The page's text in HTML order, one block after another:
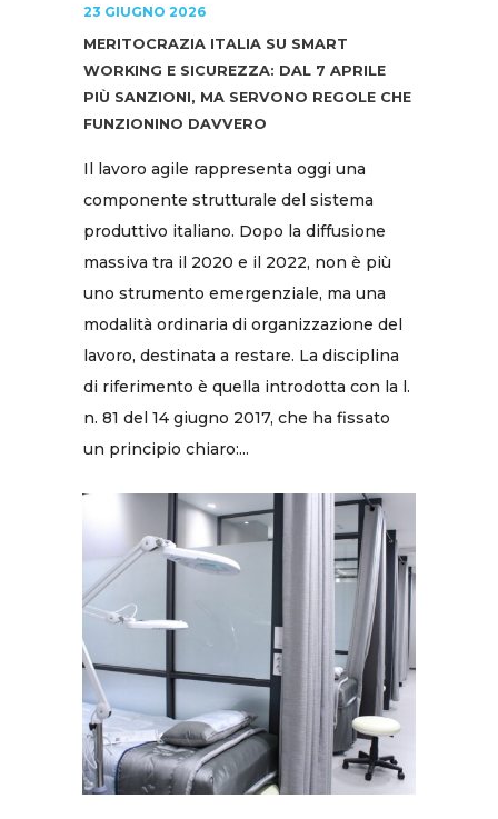
23 GIUGNO 2026
MERITOCRAZIA ITALIA SU SMART
WORKING E SICUREZZA: DAL 7 APRILE
PIÙ SANZIONI, MA SERVONO REGOLE CHE
FUNZIONINO DAVVERO
Il lavoro agile rappresenta oggi una
componente strutturale del sistema
produttivo italiano. Dopo la diffusione
massiva tra il 2020 e il 2022, non è più
uno strumento emergenziale, ma una
modalità ordinaria di organizzazione del
lavoro, destinata a restare. La disciplina
di riferimento è quella introdotta con la l.
n. 81 del 14 giugno 2017, che ha fissato
un principio chiaro:...